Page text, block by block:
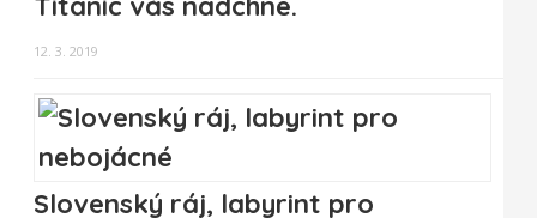
12. 3. 2019
Slovenský ráj, labyrint pro